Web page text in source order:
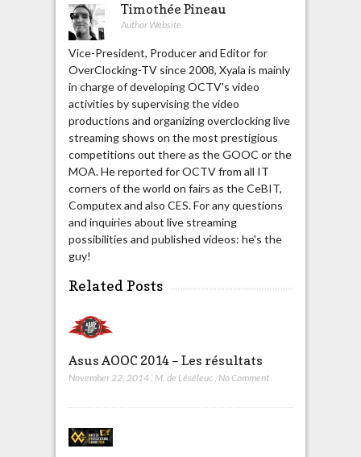
Timothée Pineau
Author Website
Vice-President, Producer and Editor for
OverClocking-TV since 2008, Xyala is mainly
in charge of developing OCTV's video
activities by supervising the video
productions and organizing overclocking live
streaming shows on the most prestigious
competitions out there as the GOOC or the
MOA. He reported for OCTV from all IT
corners of the world on fairs as the CeBIT,
Computex and also CES. For any questions
and inquiries about live streaming
possibilities and published videos: he's the
guy!
Related Posts
Asus AOOC 2014 – Les résultats
November 22, 2014, M. de Léséleuc, No Comment